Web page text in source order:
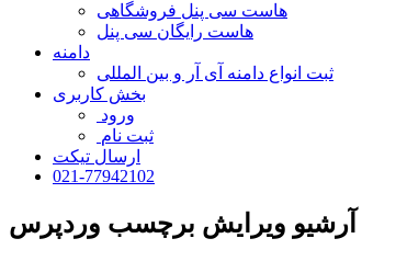
هاست سی پنل فروشگاهی
هاست رایگان سی پنل
دامنه
ثبت انواع دامنه آی آر و بین المللی
بخش کاربری
ورود
ثبت نام
ارسال تیکت
021-77942102
آرشیو ویرایش برچسب وردپرس